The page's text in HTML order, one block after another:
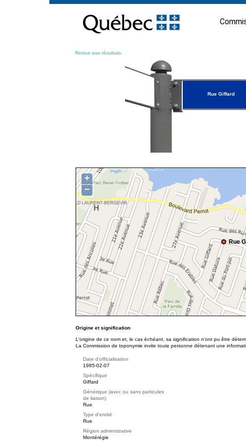
contenu
Retour aux résultats
Rue Giffard
Rue
+
−
Origine et signification
L'origine de ce nom et, le cas échéant, sa signification n’ont pu être
La Commission de toponymie invite toute personne détenant une
Date d'officialisation
1985-02-07
Spécifique
Giffard
Générique (avec ou sans particules
de liaison)
Rue
Type d'entité
Rue
Région administrative
Montérégie